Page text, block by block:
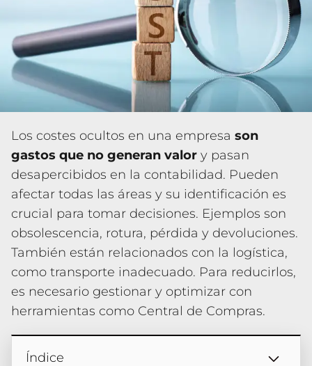
Los costes ocultos en una empresa son
gastos que no generan valor y pasan
desapercibidos en la contabilidad. Pueden
afectar todas las áreas y su identificación es
crucial para tomar decisiones. Ejemplos son
obsolescencia, rotura, pérdida y devoluciones.
También están relacionados con la logística,
como transporte inadecuado. Para reducirlos,
es necesario gestionar y optimizar con
herramientas como Central de Compras.
Índice